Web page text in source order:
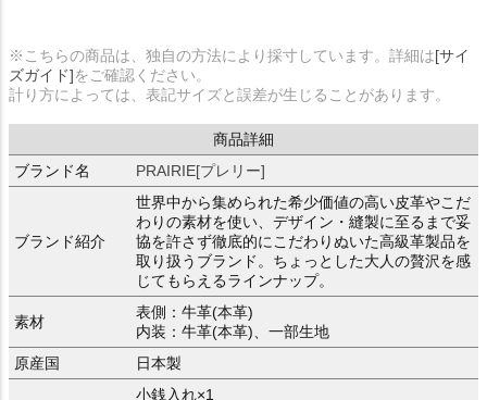
※こちらの商品は、独自の方法により採寸しています。詳細は[サイ
ズガイド]をご確認ください。
計り方によっては、表記サイズと誤差が生じることがあります。
商品詳細
ブランド名
PRAIRIE[プレリー]
ブランド紹介
世界中から集められた希少価値の高い皮革やこだ
わりの素材を使い、デザイン・縫製に至るまで妥
協を許さず徹底的にこだわりぬいた高級革製品を
取り扱うブランド。ちょっとした大人の贅沢を感
じてもらえるラインナップ。
素材
表側：牛革(本革)
内装：牛革(本革)、一部生地
原産国
日本製
小銭入れ×1